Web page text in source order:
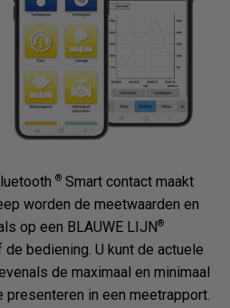
® Smart contact maakt
worden de meetwaarden en
op een BLAUWE LIJN®
bediening. U kunt de actuele
de maximaal en minimaal
in een meetrapport.